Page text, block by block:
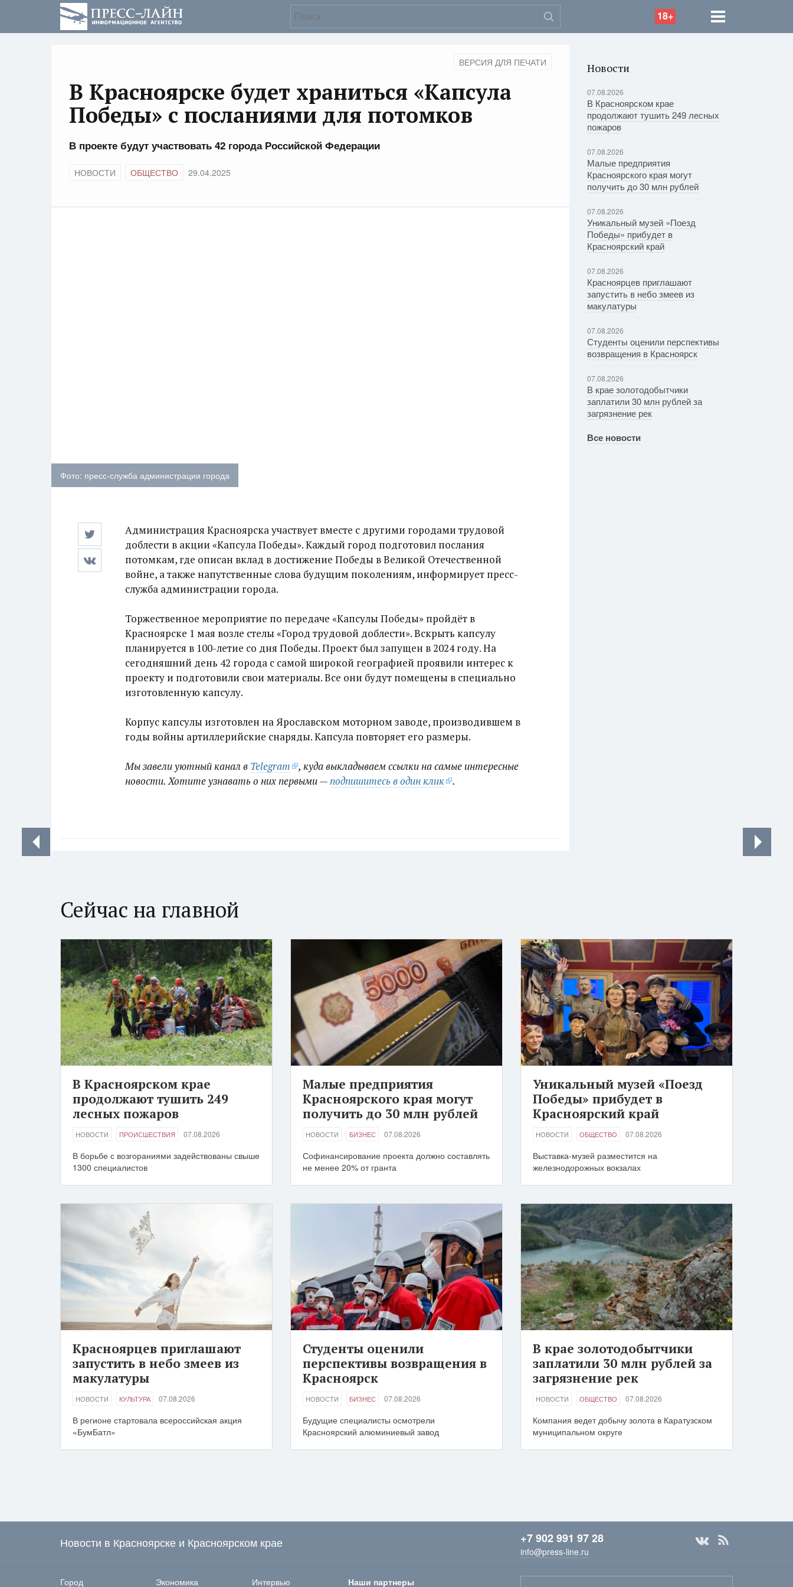
18+
ВЕРСИЯ ДЛЯ ПЕЧАТИ
В Красноярске будет храниться «Капсула
Победы» с посланиями для потомков
В проекте будут участвовать 42 города Российской Федерации
НОВОСТИ ОБЩЕСТВО 29.04.2025
Фото: пресс-служба администрации города
Администрация Красноярска участвует вместе с другими городами трудовой
доблести в акции «Капсула Победы». Каждый город подготовил послания
потомкам, где описан вклад в достижение Победы в Великой Отечественной
войне, а также напутственные слова будущим поколениям, информирует пресс-
служба администрации города.
Торжественное мероприятие по передаче «Капсулы Победы» пройдёт в
Красноярске 1 мая возле стелы «Город трудовой доблести». Вскрыть капсулу
планируется в 100-летие со дня Победы. Проект был запущен в 2024 году. На
сегодняшний день 42 города с самой широкой географией проявили интерес к
проекту и подготовили свои материалы. Все они будут помещены в специально
изготовленную капсулу.
Корпус капсулы изготовлен на Ярославском моторном заводе, производившем в
годы войны артиллерийские снаряды. Капсула повторяет его размеры​.
Мы завели уютный канал в Telegram
, куда выкладываем ссылки на самые интересные
новости. Хотите узнавать о них первыми — подпишитесь в один клик .
Новости
07.08.2026
В Красноярском крае
продолжают тушить 249 лесных
пожаров
07.08.2026
Малые предприятия
Красноярского края могут
получить до 30 млн рублей
07.08.2026
Уникальный музей «Поезд
Победы» прибудет в
Красноярский край
07.08.2026
Красноярцев приглашают
запустить в небо змеев из
макулатуры
07.08.2026
Студенты оценили перспективы
возвращения в Красноярск
07.08.2026
В крае золотодобытчики
заплатили 30 млн рублей за
загрязнение рек
Все новости
Сейчас на главной
В Красноярском крае
продолжают тушить 249
лесных пожаров
НОВОСТИ ПРОИСШЕСТВИЯ 07.08.2026
В борьбе с возгораниями задействованы свыше
1300 специалистов
Малые предприятия
Красноярского края могут
получить до 30 млн рублей
НОВОСТИ БИЗНЕС 07.08.2026
Софинансирование проекта должно составлять
не менее 20% от гранта
Уникальный музей «Поезд
Победы» прибудет в
Красноярский край
НОВОСТИ ОБЩЕСТВО 07.08.2026
Выставка-музей разместится на
железнодорожных вокзалах
Красноярцев приглашают
запустить в небо змеев из
макулатуры
НОВОСТИ КУЛЬТУРА 07.08.2026
В регионе стартовала всероссийская акция
«БумБатл»
Студенты оценили
перспективы возвращения в
Красноярск
НОВОСТИ БИЗНЕС 07.08.2026
Будущие специалисты осмотрели
Красноярский алюминиевый завод
В крае золотодобытчики
заплатили 30 млн рублей за
загрязнение рек
НОВОСТИ ОБЩЕСТВО 07.08.2026
Компания ведет добычу золота в Каратузском
муниципальном округе
Новости в Красноярске и Красноярском крае +7 902 991 97 28
info@press-line.ru
Город Экономика Интервью Наши партнеры